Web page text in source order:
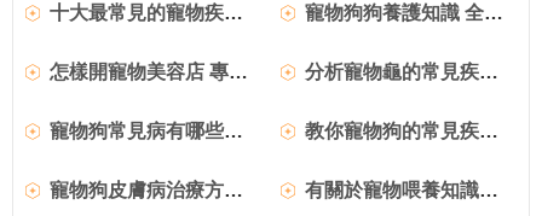
十大最常見的寵物疾病及如何預防和方法 寵物狗狗養護知識 全方面養護透析
怎樣開寵物美容店 專業寵物美容師介紹 分析寵物龜的常見疾病及解決方法
寵物狗常見病有哪些及相關注意事項 教你寵物狗的常見疾病預防措施
寵物狗皮膚病治療方法 寵物狗疾病防預 有關於寵物喂養知識和注意事項